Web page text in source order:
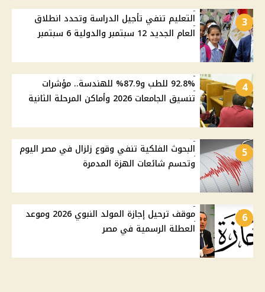
3
التعليم تنفي تأجيل الدراسة وتحدد انطلاق
العام الجديد 12 سبتمبر والدولية 6 سبتمبر
4
92.8% للطب و87.9% للهندسة.. مؤشرات
تنسيق الجامعات 2026 وأماكن المرحلة الثانية
5
البحوث الفلكية تنفي وقوع زلزال في مصر اليوم
وتحسم شائعات الهزة المدمرة
6
موقف ترحيل إجازة المولد النبوي 2026 وموعد
العطلة الرسمية في مصر